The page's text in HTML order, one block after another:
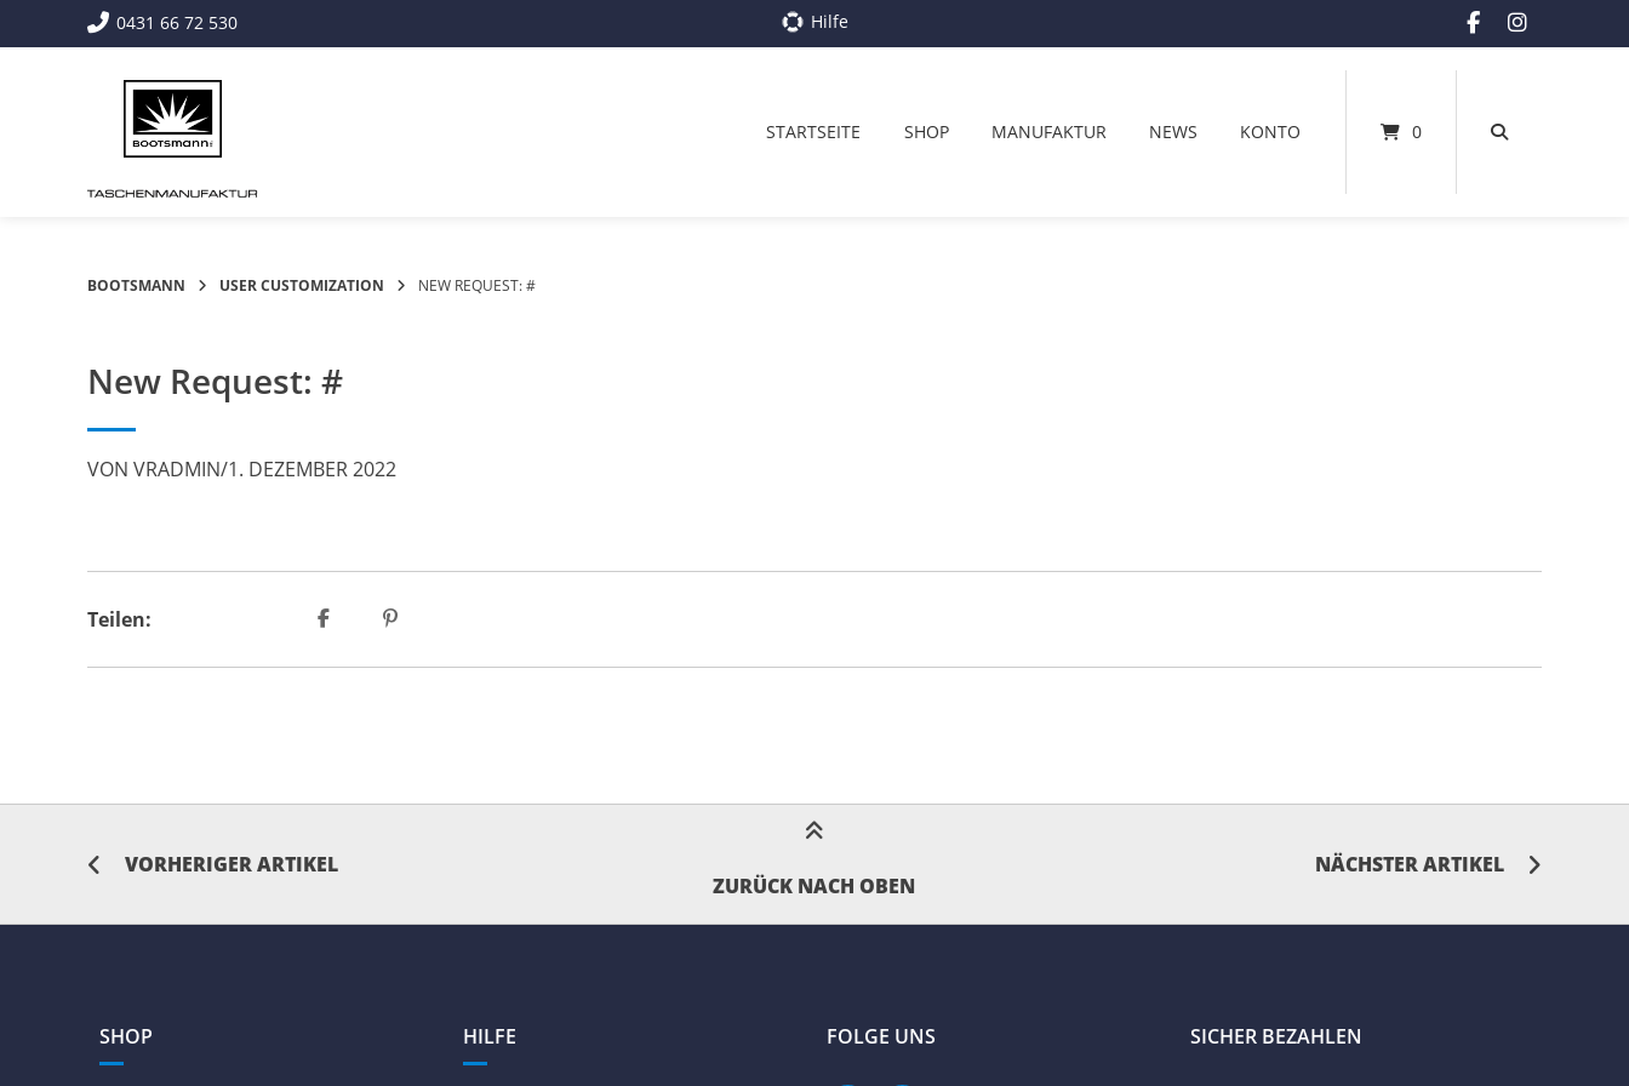
zum
0431 66 72 530 Hilfe
STARTSEITE SHOP MANUFAKTUR NEWS KONTO 0
BOOTSMANN USER CUSTOMIZATION NEW REQUEST: #
New Request: #
VON VRADMIN/1. DEZEMBER 2022
Teilen:
VORHERIGER ARTIKEL
NÄCHSTER ARTIKEL
ZURÜCK NACH OBEN
SHOP HILFE FOLGE UNS SICHER BEZAHLEN